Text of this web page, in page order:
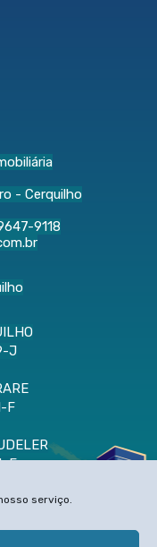
serviço.
- Cerquilho
9118
J
F
F